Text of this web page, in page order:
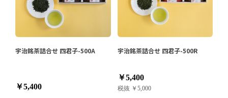
宇治銘茶詰合せ 四君子-500A
￥5,400
宇治銘茶詰合せ 四君子-500R
￥5,400
税抜 ￥5,000